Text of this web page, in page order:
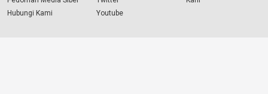
Hubungi Kami
Youtube